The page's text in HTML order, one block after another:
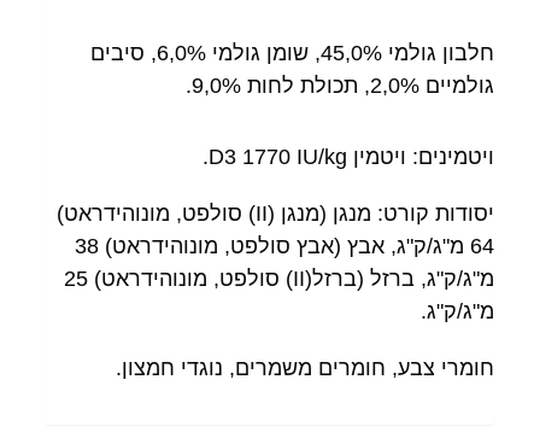
חלבון גולמי 45,0%, שומן גולמי 6,0%, סיבים
גולמיים 2,0%, תכולת לחות 9,0%.
ויטמינים: ויטמין D3 1770 IU/kg.
יסודות קורט: מנגן (מנגן (II) סולפט, מונוהידראט)
64 מ"ג/ק"ג, אבץ (אבץ סולפט, מונוהידראט) 38
מ"ג/ק"ג, ברזל (ברזל(II) סולפט, מונוהידראט) 25
מ"ג/ק"ג.
חומרי צבע, חומרים משמרים, נוגדי חמצון.